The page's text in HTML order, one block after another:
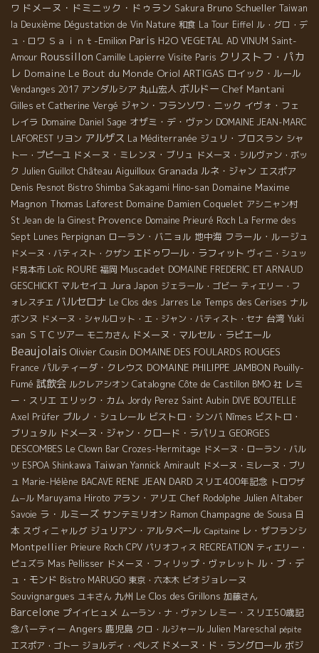
ワ ドメーヌ・ドミニック・ドゥラン Sakura Bruno Schueller Taiwan
la Deuxième Dégustation de Vin Nature 和食 La Tour Eiffel ル・グロ・デ
ュ・ロワ Ｓａｉｎｔ-Emilion Paris H2O VEGETAL AD VINUM Saint-
Amour Roussillon Camille Lapierre Visite Paris クリストフ・パカ
レ Domaine Le Bout du Monde Oriol ARTIGAS ロイック・ルール
Vendanges 2017 アンダルシア 丸山宏人 ボルドー Chef Mantani
Gilles et Catherine Vergé ジャン・フランソワ・ニック イヴォ・フェ
レイラ Domaine Daniel Sage オザミ・デ・ヴァン DOMAINE JEAN-MARC
LAFOREST リヨン アルザス La Méditerranée ジュリ・ブロスラン シャ
トー・プピーユ ドメーヌ・ミレンヌ・ブリュ ドメーヌ・シルヴァン・ボッ
ク Julien Guillot Château Aiguilloux Granada ルネ・ジャン エスポア
Denis Pesnot Bistro Shimba Sakagami Hino-san Domaine Maxime
Magnon Thomas Laforest Domaine Damien Coquelet アシニャン村
St Jean de la Ginest Provence Domaine Prieuré Roch La Ferme des
Sept Lunes Perpignan ローラン・バニョル 地中海 フラール・ルージュ
ドメーヌ・バティスト・クザン エドゥワール・ラフィット ヴィニ・シュッ
ド見本市 Loïc ROURE 福岡 Muscadet DOMAINE FREDERIC ET ARNAUD
GESCHICKT マルセイユ Jura Japon ジェラール・ゴビー ティエリー・フ
ォレスチエ バルセロナ Le Clos des Jarres Le Temps des Cerises ナル
ボンヌ ドメーヌ・シャルロット・エ・ジャン・バティスト・セナ 台湾 Yuki
san ＳＴＣツアー モニカさん ドメーヌ・マルセル・ラピエール
Beaujolais Olivier Cousin DOMAINE DES FOULARDS ROUGES
France パルティーダ・クレウス DOMAINE PHILIPPE JAMBON Pouilly-
Fumé 試飲会 ルクレアシオン Catalogne Côte de Castillon BMO 社 レミ
ー・スリエ エリック・カム Jordy Perez Saint Aubin DIVE BOUTELLE
Axel Prüfer ブルノ・シュレール ビストロ・シンバ Nîmes ビストロ・
ブリュタル ドメーヌ・ジャン・クロード・ラパリュ GEORGES
DESCOMBES Le Clown Bar Crozes-Hermitage ドメーヌ・ローラン・バル
ツ ESPOA Shinkawa Taiwan Yannick Amirault ドメーヌ・ミレーヌ・ブリ
ュ Marie-Hélène BACAVE RENE JEAN DARD スリエ400年記念 トロワザ
ム−ル Maruyama Hiroto アラン・アリエ Chef Rodolphe Julien Altaber
Savoie ラ・ルミーズ サンテミリオン Ramon Champagne de Sousa 日
本 スヴィニャルグ ジュリアン・アルタベール Capitaine レ・ザフランシ
Montpellier Prieure Roch CPV パリオフィス RECREATION ティエリー・
ピュズラ Mas Pellisser ドメーヌ・フィリップ・ヴァレット ル・ブ・デ
ュ・モンド Bistro MARUGO 東京・六本木 ビオジョレーヌ
Souvignargues ユキさん 九州 Le Clos des Grillons 加藤さん
Barcelone プイイヒュメ ムーラン・ナ・ヴァン レミー・スリエ50歳記
念パーティー Angers 鹿児島 クロ・ルジャール Julien Mareschal pépite
エスポア・ゴトー ジョルディ・ペレズ ドメーヌ・ド・ラングロール ボジ